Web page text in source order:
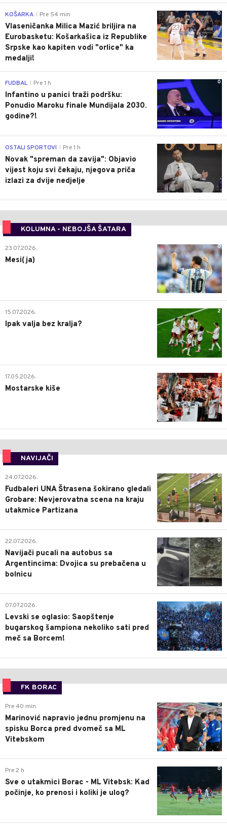
0
KOŠARKA Pre 54 min
Vlaseničanka Milica Mazić briljira na
Eurobasketu: Košarkašica iz Republike
Srpske kao kapiten vodi "orlice" ka
medalji!
0
FUDBAL Pre 1 h
Infantino u panici traži podršku:
Ponudio Maroku finale Mundijala 2030.
godine?!
0
OSTALI SPORTOVI Pre 1 h
Novak "spreman da zavija": Objavio
vijest koju svi čekaju, njegova priča
izlazi za dvije nedjelje
KOLUMNA - NEBOJŠA ŠATARA
0
23.07.2026.
Mesi(ja)
2
15.07.2026.
Ipak valja bez kralja?
0
17.05.2026.
Mostarske kiše
NAVIJAČI
0
24.07.2026.
Fudbaleri UNA Štrasena šokirano gledali
Grobare: Nevjerovatna scena na kraju
utakmice Partizana
0
22.07.2026.
Navijači pucali na autobus sa
Argentincima: Dvojica su prebačena u
bolnicu
1
07.07.2026.
Levski se oglasio: Saopštenje
bugarskog šampiona nekoliko sati pred
meč sa Borcem!
FK BORAC
0
Pre 40 min
Marinović napravio jednu promjenu na
spisku Borca pred dvomeč sa ML
Vitebskom
0
Pre 2 h
Sve o utakmici Borac - ML Vitebsk: Kad
počinje, ko prenosi i koliki je ulog?